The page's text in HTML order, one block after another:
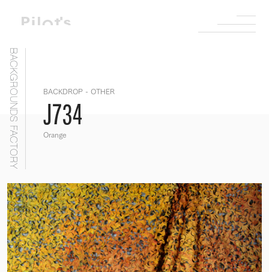
BACKGROUNDS FACTORY BACKDROP - OTHER
J734
Orange